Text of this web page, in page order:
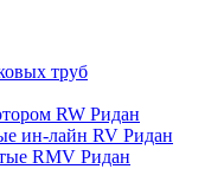
труб
RW Ридан
ин-лайн RV Ридан
RMV Ридан